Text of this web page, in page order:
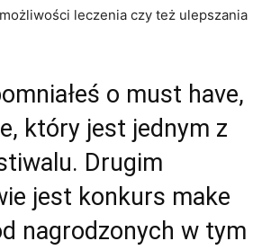
leczenia czy też ulepszania
o must have,
który jest jednym z
Drugim
jest konkurs make
nagrodzonych w tym